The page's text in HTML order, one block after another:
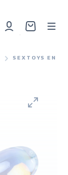
SEXTOYS EN